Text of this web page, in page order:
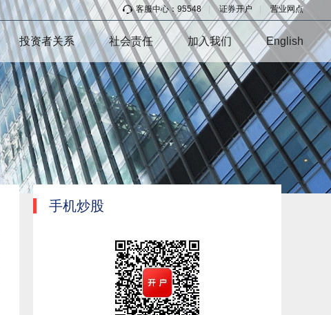
客服中心：95548 | 证券开户 营业网点
投资者关系 社会责任 加入我们 English
手机炒股